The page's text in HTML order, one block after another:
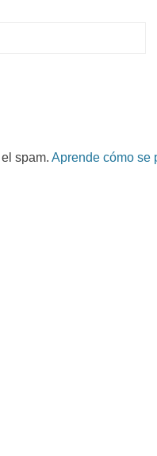
spam. Aprende cómo se